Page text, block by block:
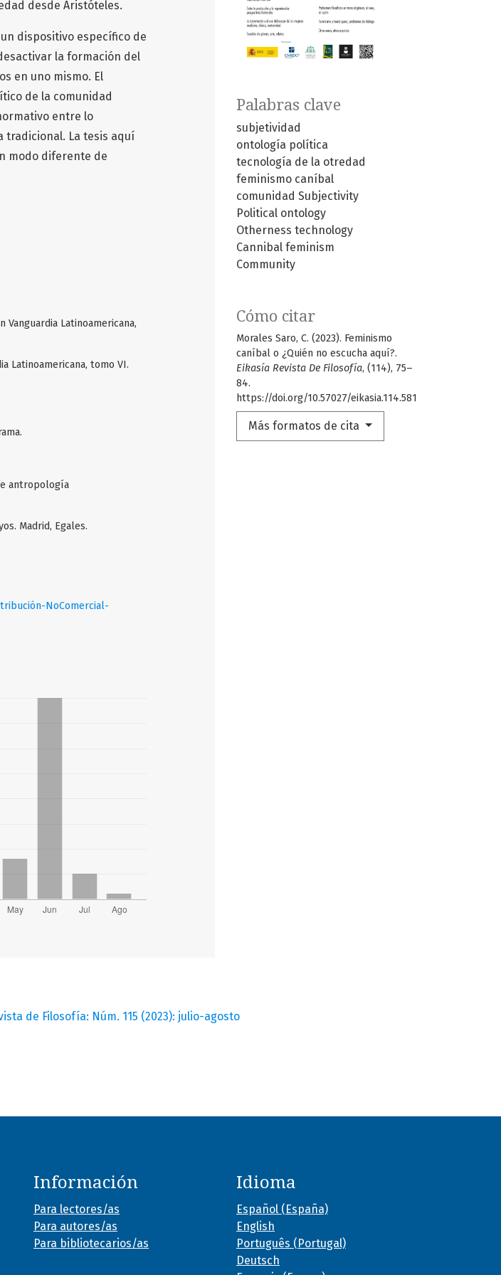
Palabras clave
subjetividad
ontología política
tecnología de la otredad
feminismo caníbal
comunidad Subjectivity
Political ontology
Otherness technology
Cannibal feminism
Community
Cómo citar
Morales Saro, C. (2023). Feminismo
caníbal o ¿Quién no escucha aquí?.
Eikasía Revista De Filosofía, (114), 75–
84.
https://doi.org/10.57027/eikasia.114.581
Más formatos de cita
desde Aristóteles.
dispositivo específico de
la formación del
en uno mismo. El
de la comunidad
entre lo
tradicional. La tesis aquí
modo diferente de
Vanguardia Latinoamericana,
Latinoamericana, tomo VI.
antropología
Madrid, Egales.
NoComercial-
de Filosofía: Núm. 115 (2023): julio-agosto
Información
Para lectores/as
Para autores/as
Para bibliotecarios/as
Idioma
Español (España)
English
Português (Portugal)
Deutsch